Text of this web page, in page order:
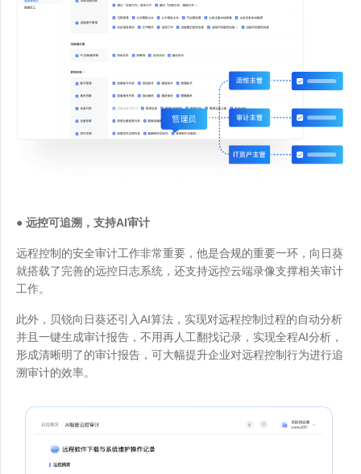
● 远控可追溯，支持AI审计
远程控制的安全审计工作非常重要，他是合规的重要一环，向日葵
就搭载了完善的远控日志系统，还支持远控云端录像支撑相关审计
工作。
此外，贝锐向日葵还引入AI算法，实现对远程控制过程的自动分析
并且一键生成审计报告，不用再人工翻找记录，实现全程AI分析，
形成清晰明了的审计报告，可大幅提升企业对远程控制行为进行追
溯审计的效率。